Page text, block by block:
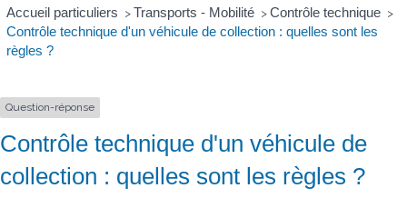
Accueil particuliers > Transports - Mobilité > Contrôle technique >
Contrôle technique d'un véhicule de collection : quelles sont les
règles ?
Question-réponse
Contrôle technique d'un véhicule de
collection : quelles sont les règles ?